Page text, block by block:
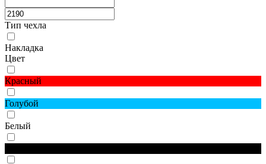
Тип чехла
Накладка
Цвет
Красный
Голубой
Белый